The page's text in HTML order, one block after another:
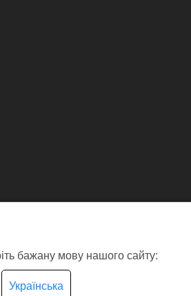
бажану мову нашого сайту:
Українська